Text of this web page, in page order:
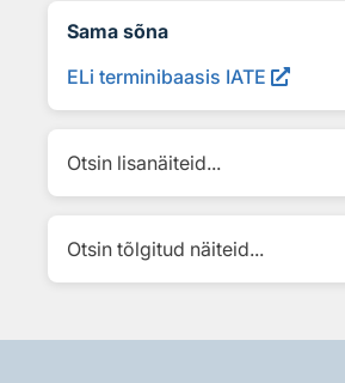
Sama sõna
ELi terminibaasis IATE
Otsin lisanäiteid...
Otsin tõlgitud näiteid...